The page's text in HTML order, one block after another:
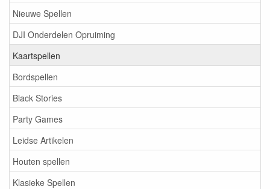
Nieuwe Spellen
DJI Onderdelen Opruiming
Kaartspellen
Bordspellen
Black Stories
Party Games
Leidse Artikelen
Houten spellen
Klasieke Spellen